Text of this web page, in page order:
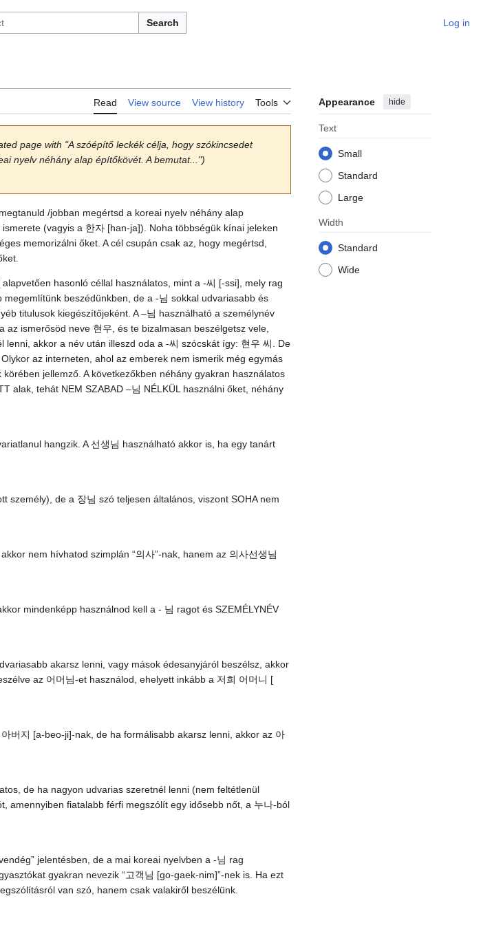
Search Log in
Read View source View history Tools Appearance hide
Text
Small
Standard
Large
Width
Standard
Wide
page with "A szóépítő leckék célja, hogy szókincsedet
nyelv néhány alap építőkövét. A bemutat...")
/jobban megértsd a koreai nyelv néhány alap
(vagyis a 한자 [han-ja]). Noha többségük kínai jeleken
memorizálni őket. A cél csupán csak az, hogy megértsd,
hasonló céllal használatos, mint a -씨 [-ssi], mely rag
beszédünkben, de a -님 sokkal udvariasabb és
titulusok kiegészítőjeként. A –님 használható a személynév
ismerősöd neve 현우, és te bizalmasan beszélgetsz vele,
akkor a név után illeszd oda a -씨 szócskát így: 현우 씨. De
az interneten, ahol az emberek nem ismerik még egymás
jellemző. A következőkben néhány gyakran használatos
alak, tehát NEM SZABAD –님 NÉLKÜL használni őket, néhány
hangzik. A 선생님 használható akkor is, ha egy tanárt
személy), de a 장님 szó teljesen általános, viszont SOHA nem
nem hívhatod szimplán “의사”-nak, hanem az 의사선생님
mindenképp használnod kell a - 님 ragot és SZEMÉLYNÉV
akarsz lenni, vagy mások édesanyjáról beszélsz, akkor
az 어머님-et használod, ehelyett inkább a 저희 어머니 [
버지 [a-beo-ji]-nak, de ha formálisabb akarsz lenni, akkor az 아
de ha nagyon udvarias szeretnél lenni (nem feltétlenül
amennyiben fiatalabb férfi megszólít egy idősebb nőt, a 누나-ból
jelentésben, de a mai koreai nyelvben a -님 rag
gyakran nevezik “고객님 [go-gaek-nim]”-nek is. Ha ezt
van szó, hanem csak valakiről beszélünk.